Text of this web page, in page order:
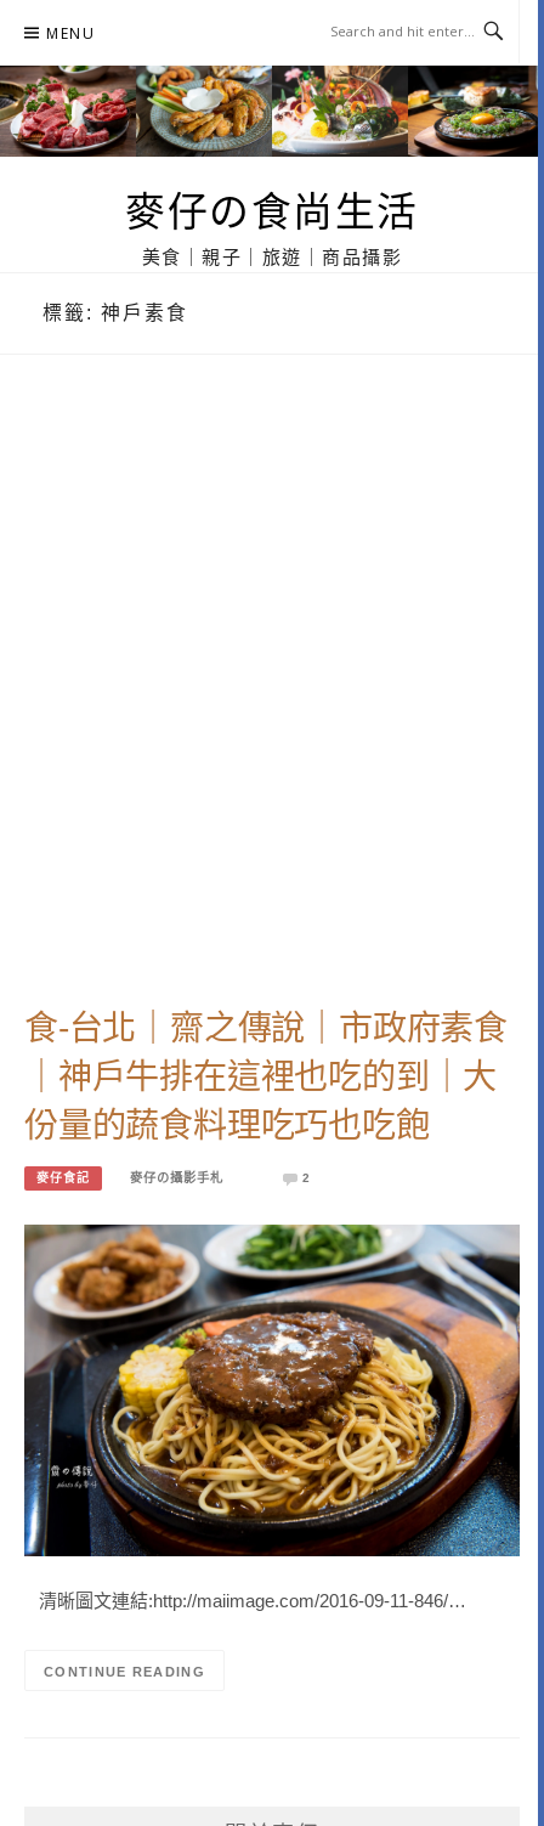
content
MENU
麥仔の食尚生活
美食｜親子｜旅遊｜商品攝影
標籤: 神戶素食
食-台北｜齋之傳說｜市政府素食
｜神戶牛排在這裡也吃的到｜大
份量的蔬食料理吃巧也吃飽
麥仔食記 麥仔の攝影手札 2
清晰圖文連結:http://maiimage.com/2016-09-11-846/…
CONTINUE READING